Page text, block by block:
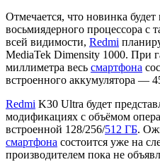
Отмечается, что новинка будет
восьмиядерного процессора с
всей видимости, Redmi
MediaTek Dimensity 1000. При
миллиметра весь смартфона
встроенного аккумулятора —
Redmi K30 Ultra будет
модификациях с объёмом
встроенной 128/256/512 ГБ.
смартфона состоится уже на
производителем пока не